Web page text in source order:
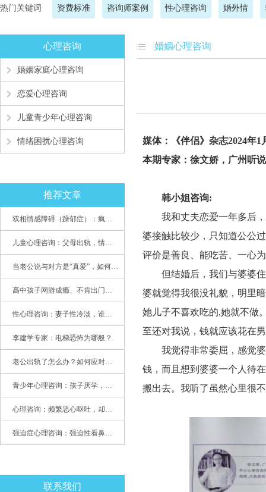
热门关键词 资费标准 咨询师案例 性心理咨询 婚外情
心理咨询
婚姻家庭心理咨询
恋爱心理咨询
儿童青少年心理咨询
情绪困扰心理咨询
推荐文章
双相情感障碍（躁郁症）：疯子如何走向天才
儿童心理咨询：父母出轨，情感混乱孩子内心的隐秘
当老公说与对方是“真爱”，如何挽救婚姻？(始篇)
高中孩子网游成瘾、不肯出门，家长该怎么办？
性心理咨询：妻子性冷淡，谁之过
李建学专家：电梯恐怖为哪般？
老公出轨了怎么办？如何应对老公出轨？——婚姻心理专家为您支招
青少年心理咨询：孩子厌学，整天沉迷手机，网络成瘾，怎么办?
心理咨询：频繁恶心呕吐，却无身体异常
强迫症心理咨询：强迫性看鼻尖，害我无法学习
联系我们
婚姻心理咨询
媒体：《伴侣》杂志2024年1
本期专家： 徐文娇，广州听
韩小姐咨询:
我和丈夫恋爱一年多后
婆接触比较少，只知道公公
评价是善良、能吃苦、一心
但结婚后，我们与婆婆
婆就觉得我很没礼貌，明里
她儿子不喜欢吃的,她就不做
至还对我说，钱就应该花在
我觉得非常委屈，感觉
钱，而且想到婆婆一个人待
搬出去。我听了虽然心里很